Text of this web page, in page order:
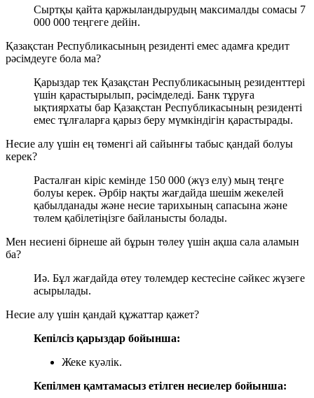
Сыртқы қайта қаржыландырудың максималды сомасы 7
000 000 теңгеге дейін.
Қазақстан Республикасының резиденті емес адамға кредит
рәсімдеуге бола ма?
Қарыздар тек Қазақстан Республикасының резиденттері
үшін қарастырылып, рәсімделеді. Банк тұруға
ықтиярхаты бар Қазақстан Республикасының резиденті
емес тұлғаларға қарыз беру мүмкіндігін қарастырады.
Несие алу үшін ең төменгі ай сайынғы табыс қандай болуы
керек?
Расталған кіріс кемінде 150 000 (жүз елу) мың теңге
болуы керек. Әрбір нақты жағдайда шешім жекелей
қабылданады және несие тарихының сапасына және
төлем қабілетіңізге байланысты болады.
Мен несиені бірнеше ай бұрын төлеу үшін ақша сала аламын
ба?
Иә. Бұл жағдайда өтеу төлемдер кестесіне сәйкес жүзеге
асырылады.
Несие алу үшін қандай құжаттар қажет?
Кепілсіз қарыздар бойынша:
Жеке куәлік.
Кепілмен қамтамасыз етілген несиелер бойынша: